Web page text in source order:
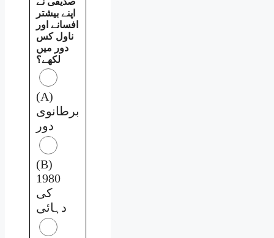
اپنے بیشتر
افسانے اور
ناول کس
دور میں
لکھے؟
(A)
برطانوی
دور
(B)
1980
کی
دہائی